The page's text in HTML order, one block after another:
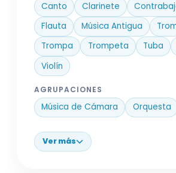
Canto Clarinete
Flauta
Música Antigua
Trompa
Trompeta Tuba
Violín
AGRUPACIONES
Música de Cámara Orquesta
Ver más